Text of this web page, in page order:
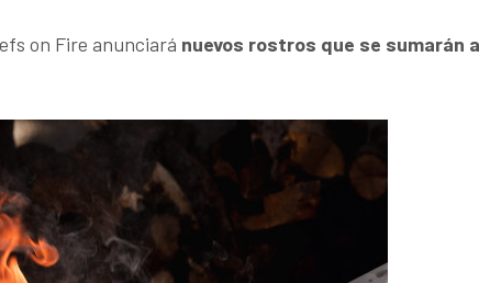
on Fire anunciará nuevos rostros que se sumarán a